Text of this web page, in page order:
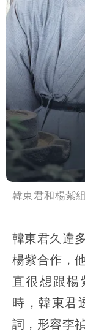
韓東君和楊紫
韓東君久違
楊紫合作，
直很想跟
時，韓東君
詞，形容李